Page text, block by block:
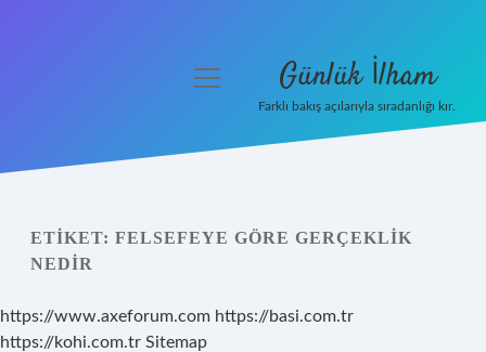
Yasal Uyarı
menüyü
Günlük İlham
Farklı bakış açılarıyla sıradanlığı kır.
ETIKET: FELSEFEYE GÖRE GERÇEKLIK
NEDIR
https://www.axeforum.com https://basi.com.tr
https://kohi.com.tr Sitemap